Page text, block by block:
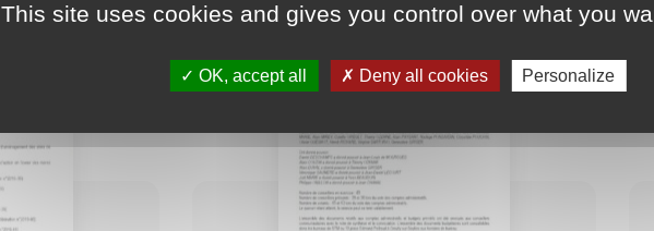
This site uses cookies and gives you control over what you
OK, accept all Deny all cookies Personalize